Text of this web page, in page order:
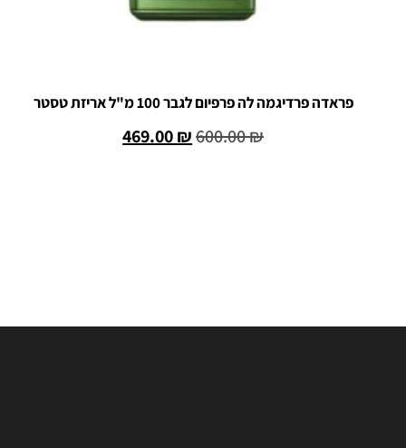
פראדה פרדיגמה לה פרפיום לגבר 100 מ"ל אריזת טסטר
600.00₪
469.00₪